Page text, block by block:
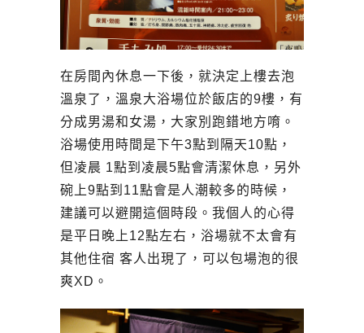
在房間內休息一下後，就決定上樓去泡
溫泉了，溫泉大浴場位於飯店的9樓，有
分成男湯和女湯，大家別跑錯地方唷。
浴場使用時間是下午3點到隔天10點，
但凌晨 1點到凌晨5點會清潔休息，另外
碗上9點到11點會是人潮較多的時候，
建議可以避開這個時段。我個人的心得
是平日晚上12點左右，浴場就不太會有
其他住宿 客人出現了，可以包場泡的很
爽XD。